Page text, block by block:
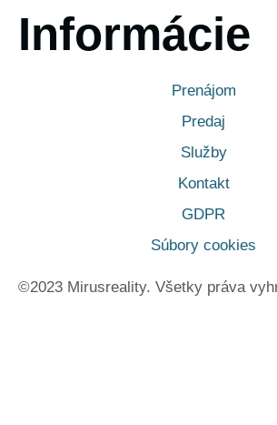
Informácie
Prenájom
Predaj
Služby
Kontakt
GDPR
Súbory cookies
©2023 Mirusreality. Všetky práva